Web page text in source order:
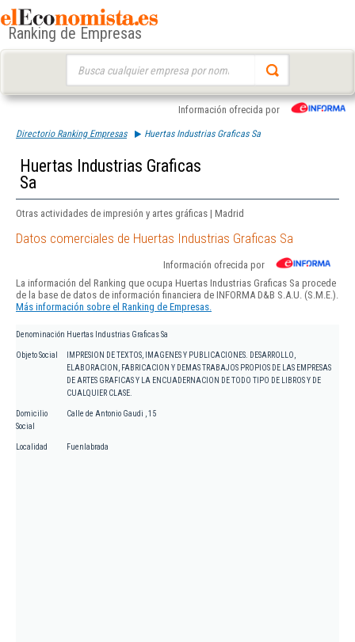
Ranking de Empresas
Información ofrecida por
Directorio Ranking Empresas Huertas Industrias Graficas Sa
Huertas Industrias Graficas
Sa
Otras actividades de impresión y artes gráficas | Madrid
Datos comerciales de Huertas Industrias Graficas Sa
Información ofrecida por
La información del Ranking que ocupa Huertas Industrias Graficas Sa procede
de la base de datos de información financiera de INFORMA D&B S.A.U. (S.M.E.).
Más información sobre el Ranking de Empresas.
Denominación Huertas Industrias Graficas Sa
Objeto Social
IMPRESION DE TEXTOS, IMAGENES Y PUBLICACIONES. DESARROLLO,
ELABORACION, FABRICACION Y DEMAS TRABAJOS PROPIOS DE LAS EMPRESAS
DE ARTES GRAFICAS Y LA ENCUADERNACION DE TODO TIPO DE LIBROS Y DE
CUALQUIER CLASE.
Domicilio
Social
Calle de Antonio Gaudi , 15
Localidad Fuenlabrada